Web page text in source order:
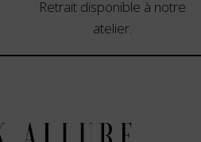
Retrait disponible à notre
atelier.